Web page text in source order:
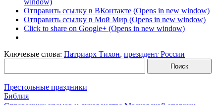
window)
Отправить ссылку в ВКонтакте (Opens in new window)
Отправить ссылку в Мой Мир (Opens in new window)
Click to share on Google+ (Opens in new window)
Ключевые слова: Патриарх Тихон, президент России
Престольные праздники
Библия